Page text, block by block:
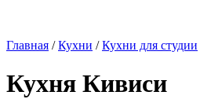
Главная /Кухни /Кухни для студии
Кухня Кивиси